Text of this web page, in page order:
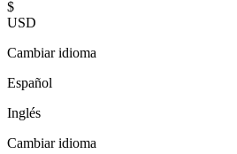
$
USD
Cambiar idioma
Español
Inglés
Cambiar idioma